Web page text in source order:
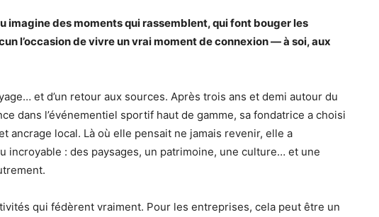
imagine des moments qui rassemblent, qui font bouger les
l’occasion de vivre un vrai moment de connexion — à soi, aux
et d’un retour aux sources. Après trois ans et demi autour du
dans l’événementiel sportif haut de gamme, sa fondatrice a choisi
ancrage local. Là où elle pensait ne jamais revenir, elle a
incroyable : des paysages, un patrimoine, une culture… et une
qui fédèrent vraiment. Pour les entreprises, cela peut être un